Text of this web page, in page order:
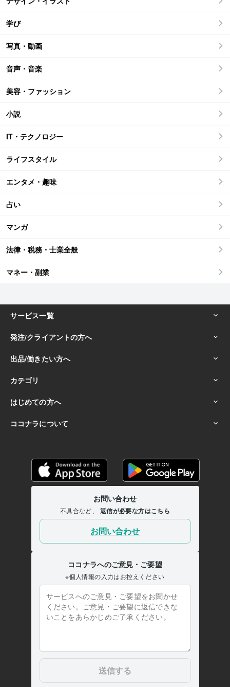
学び
写真・動画
音声・音楽
美容・ファッション
小説
IT・テクノロジー
ライフスタイル
エンタメ・趣味
占い
マンガ
法律・税務・士業全般
マネー・副業